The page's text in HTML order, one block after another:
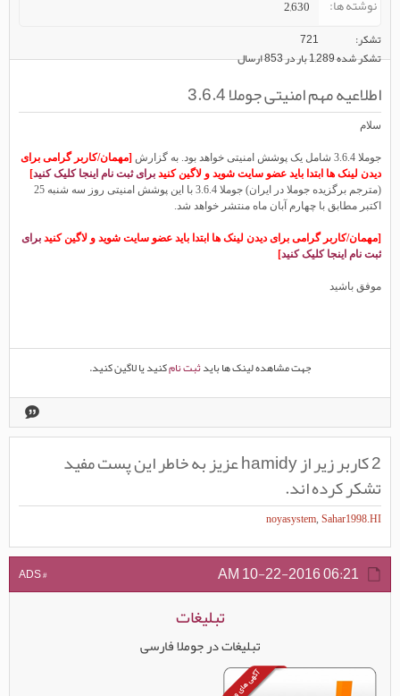
نوشته ها 2,630
تشکر
721
تشکر شده 1,289 بار در 853 ارسال
اطلاعیه مهم امنیتی جوملا 3.6.4
سلام
جوملا 3.6.4 شامل یک پوشش امنیتی خواهد بود. به گزارش
[مهمان/کاربر گرامی برای
دیدن لینک ها ابتدا باید عضو سایت شوید و لاگین کنید برای ثبت نام اینجا کلیک کنید]
(مترجم برگزیده جوملا در ایران) جوملا 3.6.4 با این پوشش امنیتی روز سه شنبه 25
اکتبر مطابق با چهارم آبان ماه منتشر خواهد شد.
[مهمان/کاربر گرامی برای دیدن لینک ها ابتدا باید عضو سایت شوید و لاگین کنید برای
ثبت نام اینجا کلیک کنید]
موفق باشید
جهت مشاهده لینک ها بایدثبت نامکنید یا لاگین کنید.
2 کاربر زیر از hamidy عزیز به خاطر این پست مفید
تشکر کرده اند.
noyasystem, Sahar1998.HI
10-22-201606:21 AM
# ADS
تبلیغات
تبلیغات در جوملا فارسی